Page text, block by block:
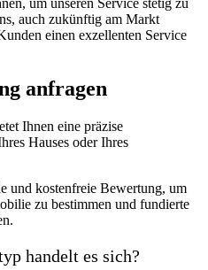
auch zukünftig am Markt
einen exzellenten Service
anfragen
Ihnen eine präzise
Hauses oder Ihres
und kostenfreie Bewertung, um
zu bestimmen und fundierte
handelt es sich?